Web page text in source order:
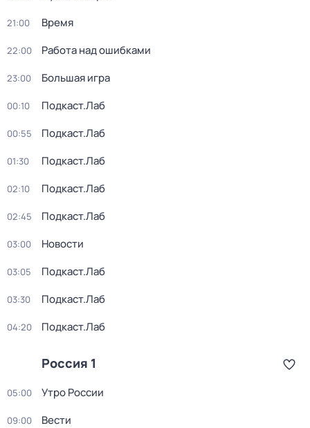
21:00 Время
22:00 Работа над ошибками
23:00 Большая игра
00:10 Подкаст.Лаб
00:55 Подкаст.Лаб
01:30 Подкаст.Лаб
02:10 Подкаст.Лаб
02:45 Подкаст.Лаб
03:00 Новости
03:05 Подкаст.Лаб
03:30 Подкаст.Лаб
04:20 Подкаст.Лаб
Россия 1
05:00 Утро России
09:00 Вести